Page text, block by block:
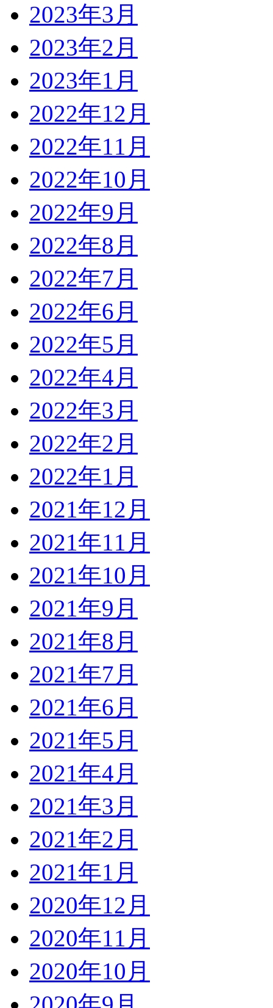
2023年3月
2023年2月
2023年1月
2022年12月
2022年11月
2022年10月
2022年9月
2022年8月
2022年7月
2022年6月
2022年5月
2022年4月
2022年3月
2022年2月
2022年1月
2021年12月
2021年11月
2021年10月
2021年9月
2021年8月
2021年7月
2021年6月
2021年5月
2021年4月
2021年3月
2021年2月
2021年1月
2020年12月
2020年11月
2020年10月